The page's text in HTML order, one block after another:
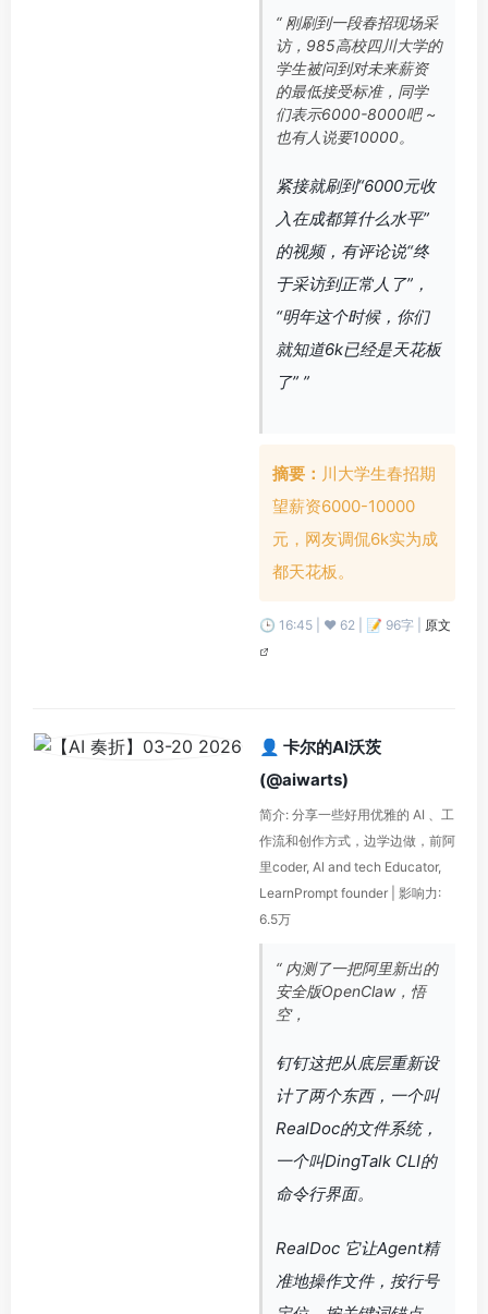
“ 刚刷到一段春招现场采
访，985高校四川大学的
学生被问到对未来薪资
的最低接受标准，同学
们表示6000-8000吧 ~
也有人说要10000。
紧接就刷到“6000元收
入在成都算什么水平”
的视频，有评论说“终
于采访到正常人了”，
“明年这个时候，你们
就知道6k已经是天花板
了” ”
摘要： 川大学生春招期
望薪资6000-10000
元，网友调侃6k实为成
都天花板。
🕒 16:45 | ❤️ 62 | 📝 96字 | 原文
👤 卡尔的AI沃茨
(@aiwarts)
简介: 分享一些好用优雅的 AI 、工
作流和创作方式，边学边做，前阿
里coder, Al and tech Educator,
LearnPrompt founder | 影响力:
6.5万
“ 内测了一把阿里新出的
安全版OpenClaw，悟
空，
钉钉这把从底层重新设
计了两个东西，一个叫
RealDoc的文件系统，
一个叫DingTalk CLI的
命令行界面。
RealDoc 它让Agent精
准地操作文件，按行号